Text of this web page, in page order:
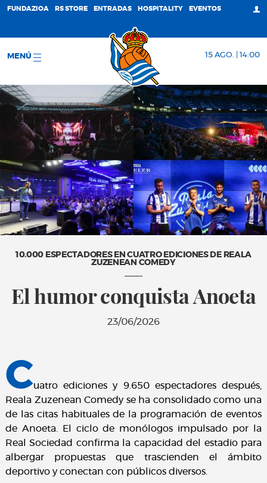
FUNDAZIOA RS STORE ENTRADAS HOSPITALITY EVENTOS
MENÚ 15 AGO. | 14:00
10.000 ESPECTADORES EN CUATRO EDICIONES DE REALA
ZUZENEAN COMEDY
El humor conquista Anoeta
23/06/2026
Cuatro ediciones y 9.650 espectadores después,
Reala Zuzenean Comedy se ha consolidado como una
de las citas habituales de la programación de eventos
de Anoeta. El ciclo de monólogos impulsado por la
Real Sociedad confirma la capacidad del estadio para
albergar propuestas que trascienden el ámbito
deportivo y conectan con públicos diversos.